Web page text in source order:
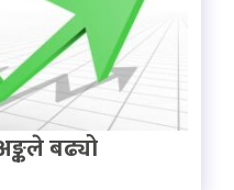
बढ्यो